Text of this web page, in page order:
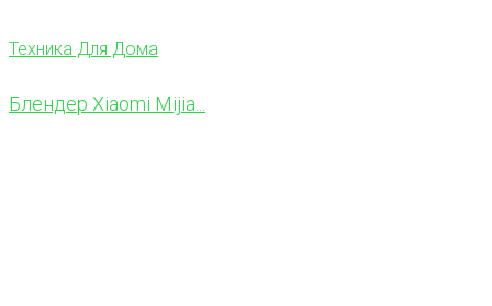
Техника Для Дома
Блендер Xiaomi Mijia...